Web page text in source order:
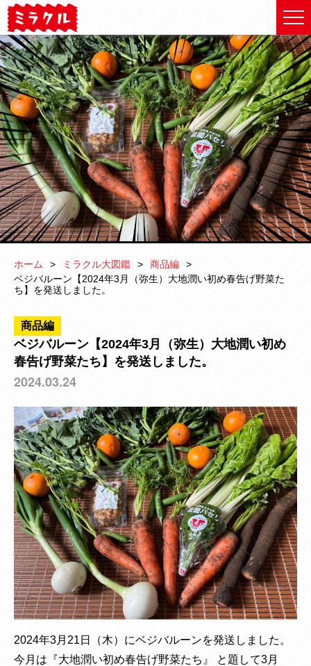
ホーム ミラクル大図鑑
商品編
ベジバルーン【2024年3月（弥生）大地潤い初め春告げ野菜た
ち】を発送しました。
商品編
ベジバルーン【2024年3月（弥生）大地潤い初め
春告げ野菜たち】を発送しました。
2024.03.24
2024年3月21日（木）にベジバルーンを発送しました。
今月は『大地潤い初め春告げ野菜たち』 と題して3月